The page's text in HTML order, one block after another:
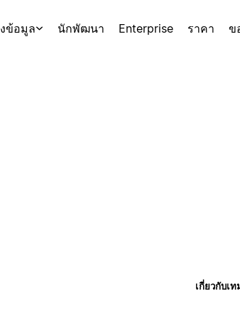
ข้อมูล นักพัฒนา Enterprise ราคา ข
เกี่ยวกับเ